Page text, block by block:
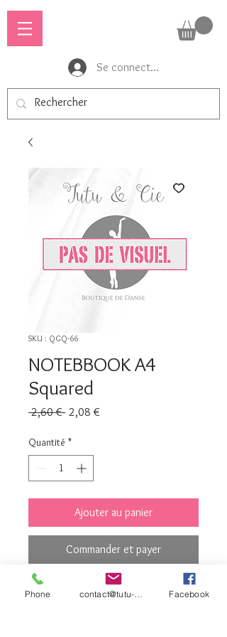
Se connecter
SKU : QGQ-66
NOTEBBOOK A4
Squared
2,60 € Prix
2,08 €
Quantité *
Ajouter au panier
Commander et payer
contact©tutu-et-
Phone Facebook